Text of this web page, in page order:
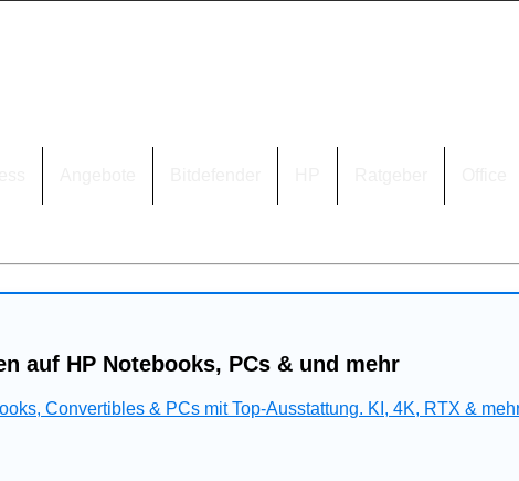
auf HP Notebooks, PCs & und mehr
Convertibles & PCs mit Top-Ausstattung. KI, 4K, RTX &